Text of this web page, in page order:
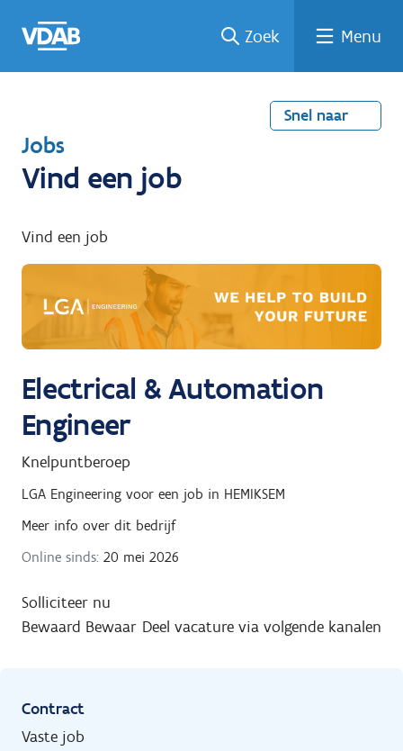
naar
een
een
job
naar
Zoek Menu
Snel naar
T
e
u
g
a
r
Jobs
Vind een job
Vind een job
Electrical & Automation
Engineer
Knelpuntberoep
LGA Engineering voor een job in HEMIKSEM
Meer info over dit bedrijf
Online sinds: 20 mei 2026
Solliciteer nu
Bewaard Bewaar Deel vacature via volgende kanalen
Contract
Vaste job